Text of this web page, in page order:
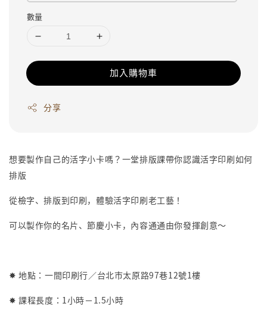
數量
加入購物車
分享
想要製作自己的活字小卡嗎？一堂排版課帶你認識活字印刷如何
排版
從檢字、排版到印刷，體驗活字印刷老工藝！
可以製作你的名片、節慶小卡，內容通通由你發揮創意～
✸ 地點：一間印刷行／台北市太原路97巷12號1樓
✸ 課程長度：1小時－1.5小時